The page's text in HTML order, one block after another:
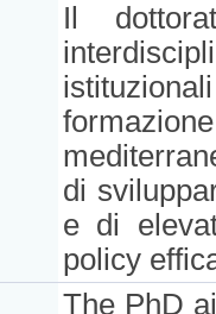
Il
di
e di
policy
The PhD